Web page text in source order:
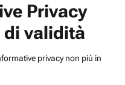
Privacy
di validità
privacy non più in